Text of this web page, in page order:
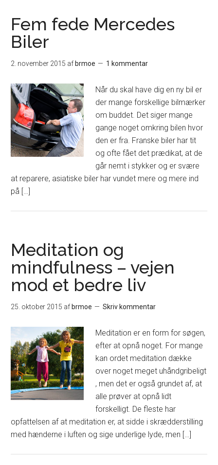
Fem fede Mercedes
Biler
2. november 2015 af brmoe 1 kommentar
Når du skal have dig en ny bil er
der mange forskellige bilmærker
om buddet. Det siger mange
gange noget omkring bilen hvor
den er fra. Franske biler har tit
og ofte fået det prædikat, at de
går nemt i stykker og er svære
at reparere, asiatiske biler har vundet mere og mere ind
på […]
Meditation og
mindfulness – vejen
mod et bedre liv
25. oktober 2015 af brmoe Skriv kommentar
Meditation er en form for søgen,
efter at opnå noget. For mange
kan ordet meditation dække
over noget meget uhåndgribeligt
, men det er også grundet af, at
alle prøver at opnå lidt
forskelligt. De fleste har
opfattelsen af at meditation er, at sidde i skrædderstilling
med hænderne i luften og sige underlige lyde, men […]